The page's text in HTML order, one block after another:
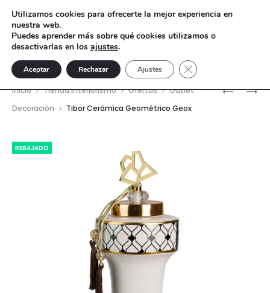
TIBOR
LÁMPARA
Inicio Tienda interiorismo Ofertas
Outlet
Decoración
Tibor Cerámica Geométrico Geox
REBAJADO
Utilizamos cookies para ofrecerte la mejor experiencia en
nuestra web.
Puedes aprender más sobre qué cookies utilizamos o
desactivarlas en los ajustes.
Aceptar Rechazar Ajustes Cerrar el banner de